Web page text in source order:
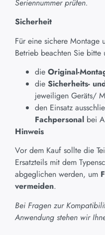
Seriennummer prüfen.
Sicherheit
Für eine sichere Montage
Betrieb beachten Sie bitte
die Original-
die Sicherheits-
jeweiligen Geräts/
den Einsatz
Fachpersonal bei
Hinweis
Vor dem Kauf sollte die
Ersatzteils mit dem
abgeglichen werden, um
vermeiden.
Bei Fragen zur
Anwendung stehen wir